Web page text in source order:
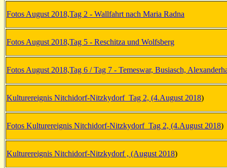
Fotos August 2018,Tag 2 - Wallfahrt nach Maria Radna
Fotos August 2018,Tag 5 - Reschitza und Wolfsberg
Fotos August 2018,Tag 6 / Tag 7 - Temeswar, Busiasch,
Kulturereignis Nitchidorf-Nitzkydorf Tag 2, (4.August 2018)
Fotos Kulturereignis Nitchidorf-Nitzkydorf Tag 2, (4.August 2018)
Kulturereignis Nitchidorf-Nitzkydorf , (August 2018)